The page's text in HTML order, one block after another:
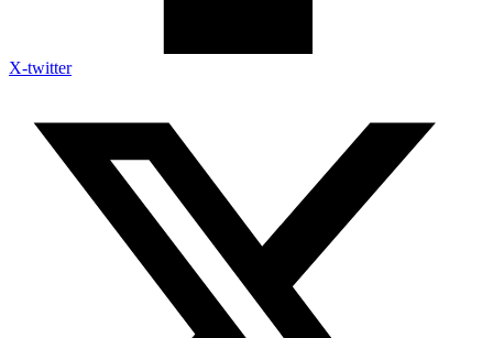
X-twitter